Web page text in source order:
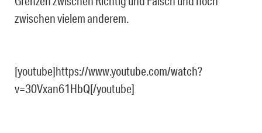
zwischen vielem anderem.
[youtube]https://www.youtube.com/watch?
v=30Vxan61HbQ[/youtube]